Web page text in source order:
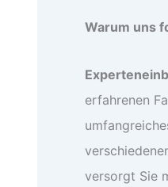
Warum uns
erfahrenen
versorgt Sie